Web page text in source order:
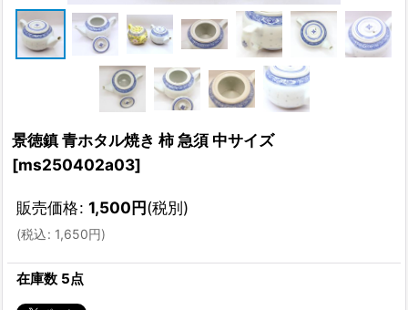
景徳鎮 青ホタル焼き 柿 急須 中サイズ
[ms250402a03]
販売価格: 1,500円(税別)
(税込: 1,650円)
在庫数 5点